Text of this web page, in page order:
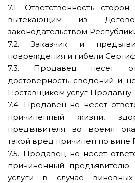
7.1. Ответственность
вытекающим из
законодательством
7.2. Заказчик и
повреждения и гибели
7.3. Продавец несет
достоверность сведений и
Поставщиком услуг Продавцу.
7.4. Продавец не несет
причиненный жизни,
предъявителя во время
такой вред причинен по вине
7.5. Продавец не несет
причиненный
услуги в случае